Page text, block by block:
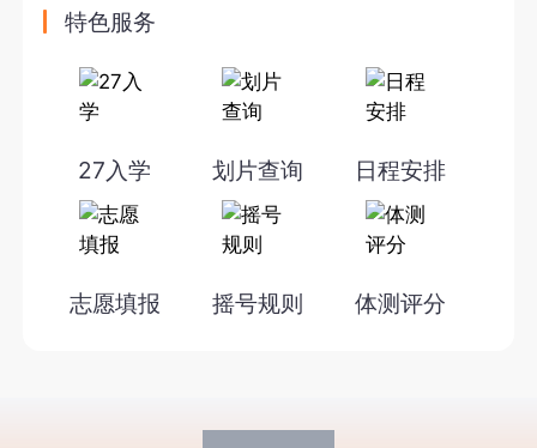
特色服务
27入学 划片查询 日程安排
志愿填报 摇号规则 体测评分